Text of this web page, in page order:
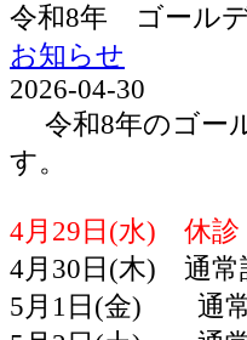
令和8年 ゴール
お知らせ
2026-04-30
令和8年のゴー
す。
4月29日(水) 休診
4月30日(木) 通常
5月1日(金) 通